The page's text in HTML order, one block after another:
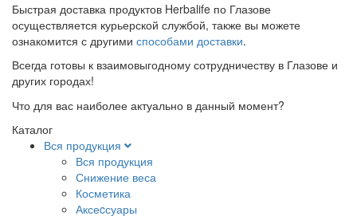
Быстрая доставка продуктов Herbalife по Глазове
осуществляется курьерской службой, также вы можете
ознакомится с другими способами доставки.
Всегда готовы к взаимовыгодному сотрудничеству в Глазове и
других городах!
Что для вас наиболее актуально в данный момент?
Каталог
Вся продукция
Вся продукция
Снижение веса
Косметика
Аксеcсуары